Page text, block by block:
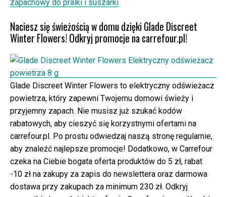
zapachowy do pralki i suszarki
Naciesz się świeżością w domu dzięki Glade Discreet
Winter Flowers! Odkryj promocje na carrefour.pl!
Glade Discreet Winter Flowers to elektryczny odświeżacz
powietrza, który zapewni Twojemu domowi świeży i
przyjemny zapach. Nie musisz już szukać kodów
rabatowych, aby cieszyć się korzystnymi ofertami na
carrefour.pl. Po prostu odwiedzaj naszą stronę regularnie,
aby znaleźć najlepsze promocje! Dodatkowo, w Carrefour
czeka na Ciebie bogata oferta produktów do 5 zł, rabat
-10 zł na zakupy za zapis do newslettera oraz darmowa
dostawa przy zakupach za minimum 230 zł. Odkryj